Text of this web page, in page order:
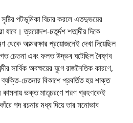
পটভূমিকা বিচার করলে এতদুভয়ের
যাবে। ত্রয়োদশ-চতুর্দশ শতাব্দীর দিকে
আত্মরক্ষার প্রয়োজনেই দেখা দিয়েছিল
চেতনা এবং ফলত উদ্ভব ঘটেছিল বৈষ্ণব
সার্বিক অবক্ষয়ের যুগে রাজনৈতিক কারণে,
ব্যক্তি-চেতনার বিকাশে প্রবর্তিত হয় শাক্ত
কামনায় ভক্ত মাতৃচরণে শরণ গ্রহণকেই
পদ রচনার মধ্য দিয়ে তার মনোভাব